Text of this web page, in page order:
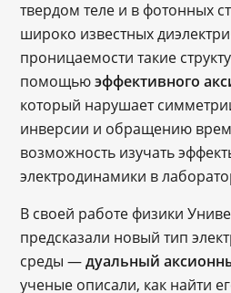
твердом теле и в фотонных
широко известных
проницаемости такие
помощьюэффективного
который нарушает
инверсии и обращению
возможность изучать
электродинамики в
В своей работе физики
предсказали новый тип
среды —дуальный
ученые описали, как найти